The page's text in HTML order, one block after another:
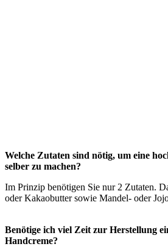
Welche Zutaten sind nötig, um eine
selber zu machen?
Im Prinzip benötigen Sie nur 2 Zutaten.
oder Kakaobutter sowie Mandel- oder
Benötige ich viel Zeit zur Herstellung
Handcreme?